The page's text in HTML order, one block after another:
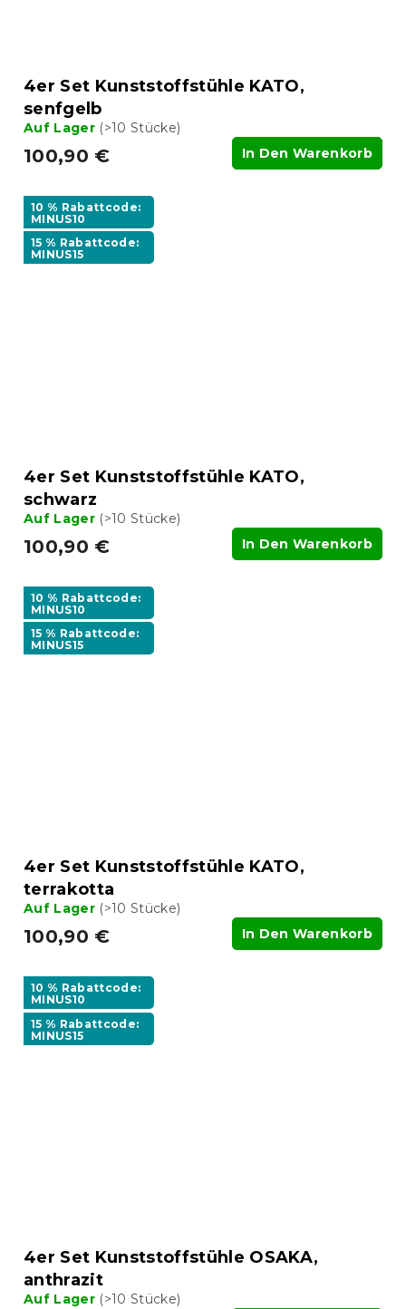
4er Set Kunststoffstühle KATO,
senfgelb
Auf Lager (>10 Stücke)
100,90 € In Den Warenkorb
10 % Rabattcode:
MINUS10
15 % Rabattcode:
MINUS15
4er Set Kunststoffstühle KATO,
schwarz
Auf Lager (>10 Stücke)
100,90 € In Den Warenkorb
10 % Rabattcode:
MINUS10
15 % Rabattcode:
MINUS15
4er Set Kunststoffstühle KATO,
terrakotta
Auf Lager (>10 Stücke)
100,90 € In Den Warenkorb
10 % Rabattcode:
MINUS10
15 % Rabattcode:
MINUS15
4er Set Kunststoffstühle OSAKA,
anthrazit
Auf Lager (>10 Stücke)